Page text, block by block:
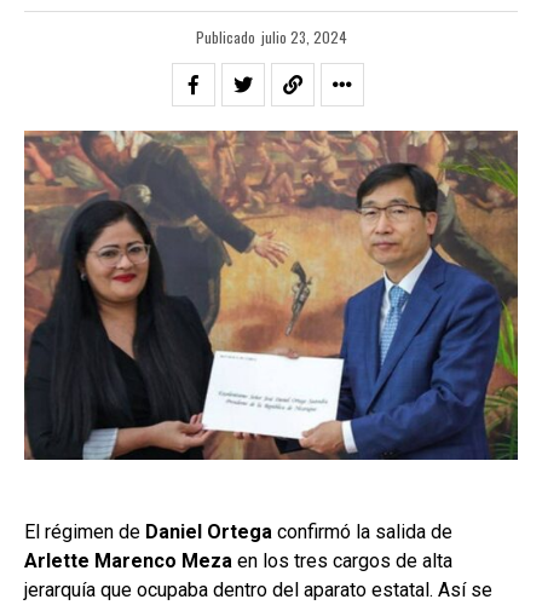
Publicado julio 23, 2024
El régimen de Daniel Ortega confirmó la salida de
Arlette Marenco Meza en los tres cargos de alta
jerarquía que ocupaba dentro del aparato estatal. Así se